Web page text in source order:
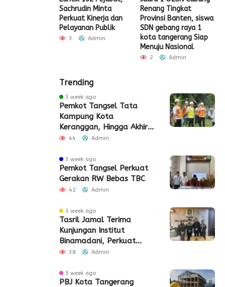
Sachrudin Minta
Perkuat Kinerja dan
Pelayanan Publik
3 Admin
Renang Tingkat
Provinsi Banten, siswa
SDN gebang raya 1
kota tangerang Siap
Menuju Nasional
2 Admin
Trending
3 week ago
Pemkot Tangsel Tata
Kampung Kota
Keranggan, Hingga Akhir
2026
44 Admin
3 week ago
Pemkot Tangsel Perkuat
Gerakan RW Bebas TBC
42 Admin
3 week ago
Tasril Jamal Terima
Kunjungan Institut
Binamadani, Perkuat
Sinergi Bangun SDM Kota
38 Admin
3 week ago
PBJ Kota Tangerang